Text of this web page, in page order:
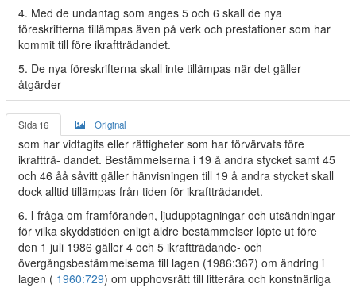
4. Med de undantag som anges 5 och 6 skall de nya
föreskrifterna tillämpas även på verk och prestationer som har
kommit till före ikraftträdandet.
5. De nya föreskrifterna skall inte tillämpas när det gäller
åtgärder
Sida 16 Original
som har vidtagits eller rättigheter som har förvärvats före
ikraftträ- dandet. Bestämmelserna i 19 å andra stycket samt 45
och 46 åå såvitt gäller hänvisningen till 19 å andra stycket skall
dock alltid tillämpas från tiden för ikraftträdandet.
6. I fråga om framföranden, ljudupptagningar och utsändningar
för vilka skyddstiden enligt äldre bestämmelser löpte ut före
den 1 juli 1986 gäller 4 och 5 ikraftträdande- och
övergångsbestämmelsema till lagen (1986:367) om ändring i
lagen ( 1960:729) om upphovsrätt till litterära och konstnärliga